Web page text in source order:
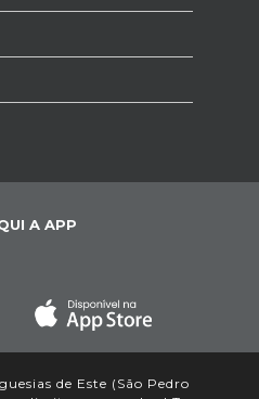
A APP
de Este (São Pedro